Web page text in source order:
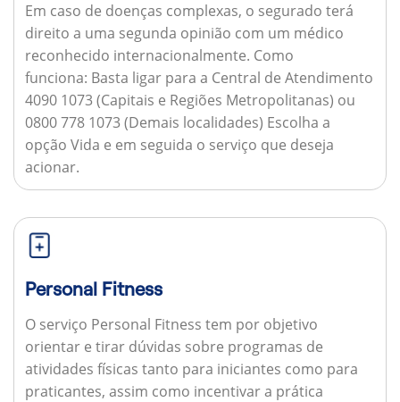
Em caso de doenças complexas, o segurado terá
direito a uma segunda opinião com um médico
reconhecido internacionalmente. Como
funciona: Basta ligar para a Central de Atendimento
4090 1073 (Capitais e Regiões Metropolitanas) ou
0800 778 1073 (Demais localidades) Escolha a
opção Vida e em seguida o serviço que deseja
acionar.
Personal Fitness
O serviço Personal Fitness tem por objetivo
orientar e tirar dúvidas sobre programas de
atividades físicas tanto para iniciantes como para
praticantes, assim como incentivar a prática